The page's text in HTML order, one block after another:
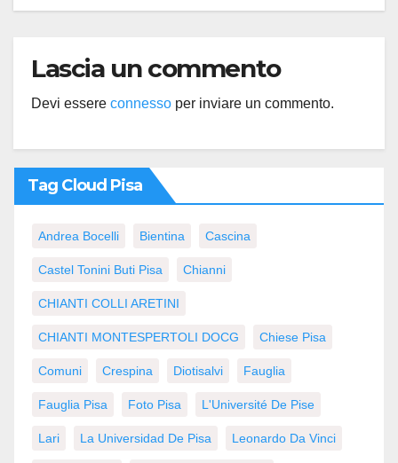
Lascia un commento
Devi essere connesso per inviare un commento.
Tag Cloud Pisa
Andrea Bocelli Bientina Cascina
Castel Tonini Buti Pisa Chianni
CHIANTI COLLI ARETINI
CHIANTI MONTESPERTOLI DOCG Chiese Pisa
Comuni Crespina Diotisalvi Fauglia
Fauglia Pisa Foto Pisa L'Université De Pise
Lari La Universidad De Pisa Leonardo Da Vinci